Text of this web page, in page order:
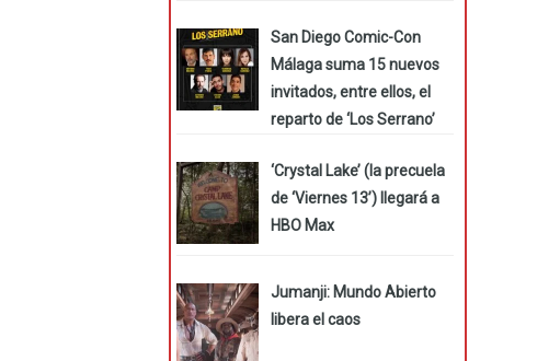
San Diego Comic-Con
Málaga suma 15 nuevos
invitados, entre ellos, el
reparto de ‘Los Serrano’
‘Crystal Lake’ (la precuela
de ‘Viernes 13’) llegará a
HBO Max
Jumanji: Mundo Abierto
libera el caos